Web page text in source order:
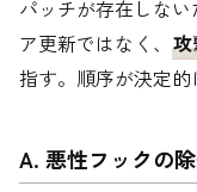
パッチが存在しな
ア更新ではなく、
指す。順序が決定的
A. 悪性フックの